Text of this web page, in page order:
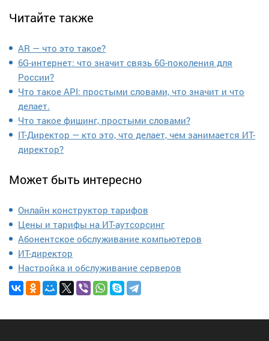
Читайте также
AR — что это такое?
6G-интернет: что значит связь 6G-поколения для
России?
Что такое API: простыми словами, что значит и что
делает.
Что такое фишинг, простыми словами?
IT-Директор — кто это, что делает, чем занимается ИТ-
директор?
Может быть интересно
Онлайн конструктор тарифов
Цены и тарифы на ИТ-аутсорсинг
Абонентское обслуживание компьютеров
ИТ-директор
Настройка и обслуживание серверов